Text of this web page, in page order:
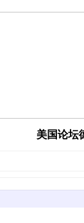
美国论坛